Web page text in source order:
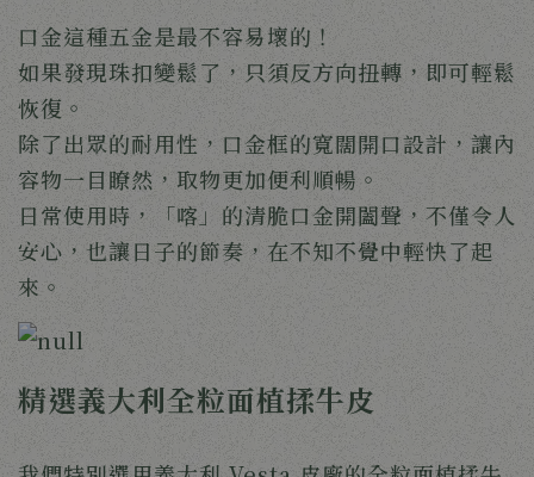
口金這種五金是最不容易壞的！
如果發現珠扣變鬆了，只須反方向扭轉，即可輕鬆
恢復。
除了出眾的耐用性，口金框的寬闊開口設計，讓內
容物一目瞭然，取物更加便利順暢。
日常使用時，「喀」的清脆口金開闔聲，不僅令人
安心，也讓日子的節奏，在不知不覺中輕快了起
來。
精選義大利全粒面植揉牛皮